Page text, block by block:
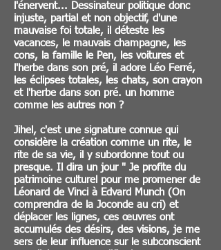
l'énervent... Dessinateur politique donc
injuste, partial et non objectif, d'une
mauvaise foi totale, il déteste les
vacances, le mauvais champagne, les
cons, la famille le Pen, les voitures et
l'herbe dans son pré, il adore Léo Ferré,
les éclipses totales, les chats, son crayon
et l'herbe dans son pré. un homme
comme les autres non ?
Jihel, c'est une signature connue qui
considère la création comme un rite, le
rite de sa vie, il y subordonne tout ou
presque. Il dira un jour " Je profite du
patrimoine culturel pour me promener de
Léonard de Vinci à Edvard Munch (On
comprendra de la Joconde au cri) et
déplacer les lignes, ces œuvres ont
accumulés des désirs, des visions, je me
sers de leur influence sur le subconscient